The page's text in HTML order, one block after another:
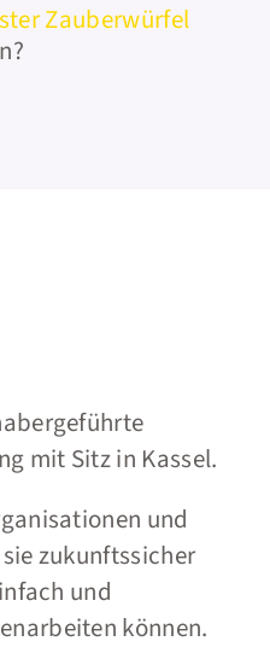
mit Sitz in Kassel.
und
zukunftssicher
und
können.